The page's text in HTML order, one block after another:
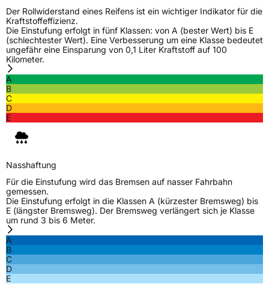
Der Rollwiderstand eines Reifens ist ein wichtiger Indikator für die
Kraftstoffeffizienz.
Die Einstufung erfolgt in fünf Klassen: von A (bester Wert) bis E
(schlechtester Wert). Eine Verbesserung um eine Klasse bedeutet
ungefähr eine Einsparung von 0,1 Liter Kraftstoff auf 100
Kilometer.
A
B
C
D
E
Nasshaftung
Für die Einstufung wird das Bremsen auf nasser Fahrbahn
gemessen.
Die Einstufung erfolgt in die Klassen A (kürzester Bremsweg) bis
E (längster Bremsweg). Der Bremsweg verlängert sich je Klasse
um rund 3 bis 6 Meter.
A
B
C
D
E